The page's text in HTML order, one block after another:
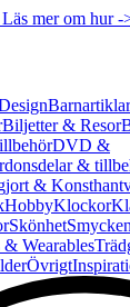
mer om hur -
Barnartiklar
Biljetter & Resor
DVD &
&
&
HobbyKlockor
Skönhet
Wearables
Övrigt